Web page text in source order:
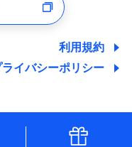
携会社の保険その他に
約を勧奨するため、ま
またそれらに付帯、関
・サービスをご提案す
ります。）
利用規約
ライバシーポリシー